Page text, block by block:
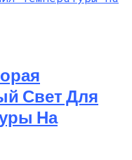
Свет Для
На